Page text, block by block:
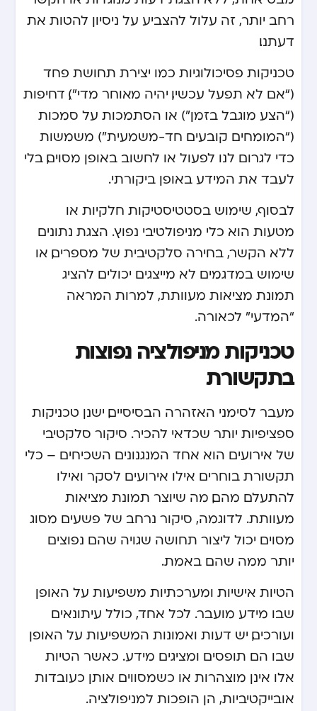
רחב יותר, זה עלול להצביע על ניסיון להטות את
דעתנו.
טכניקות פסיכולוגיות כמו יצירת תחושת פחד
(“אם לא תפעל עכשיו, יהיה מאוחר מדי”), דחיפות
(“הצע מוגבל בזמן”) או הסתמכות על סמכות
(“המומחים קובעים חד-משמעית”) משמשות
כדי לגרום לנו לפעול או לחשוב באופן מסוים, בלי
לעבד את המידע באופן ביקורתי.
לבסוף, שימוש בסטטיסטיקות חלקיות או
מטעות הוא כלי מניפולטיבי נפוץ. הצגת נתונים
ללא הקשר, בחירה סלקטיבית של מספרים, או
שימוש במדגמים לא מייצגים יכולים להציג
תמונת מציאות מעוותת, למרות המראה
“המדעי” לכאורה.
טכניקות מניפולציה נפוצות
בתקשורת
מעבר לסימני האזהרה הבסיסיים, ישנן טכניקות
ספציפיות יותר שכדאי להכיר. סיקור סלקטיבי
של אירועים הוא אחד המנגנונים השכיחים – כלי
תקשורת בוחרים אילו אירועים לסקר ואילו
להתעלם מהם, מה שיוצר תמונת מציאות
מעוותת. לדוגמה, סיקור נרחב של פשעים מסוג
מסוים יכול ליצור תחושה שגויה שהם נפוצים
יותר ממה שהם באמת.
הטיות אישיות ומערכתיות משפיעות על האופן
שבו מידע מועבר. לכל אחד, כולל עיתונאים
ועורכים, יש דעות ואמונות המשפיעות על האופן
שבו הם תופסים ומציגים מידע. כאשר הטיות
אלו אינן מוצהרות או כשמסווים אותן כעובדות
אובייקטיביות, הן הופכות למניפולציה.